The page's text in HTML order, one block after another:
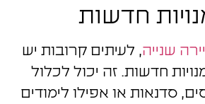
חדשות
שנייה, לעיתים קרובות יש
חדשות. זה יכול לכלול
סדנאות או אפילו לימודים